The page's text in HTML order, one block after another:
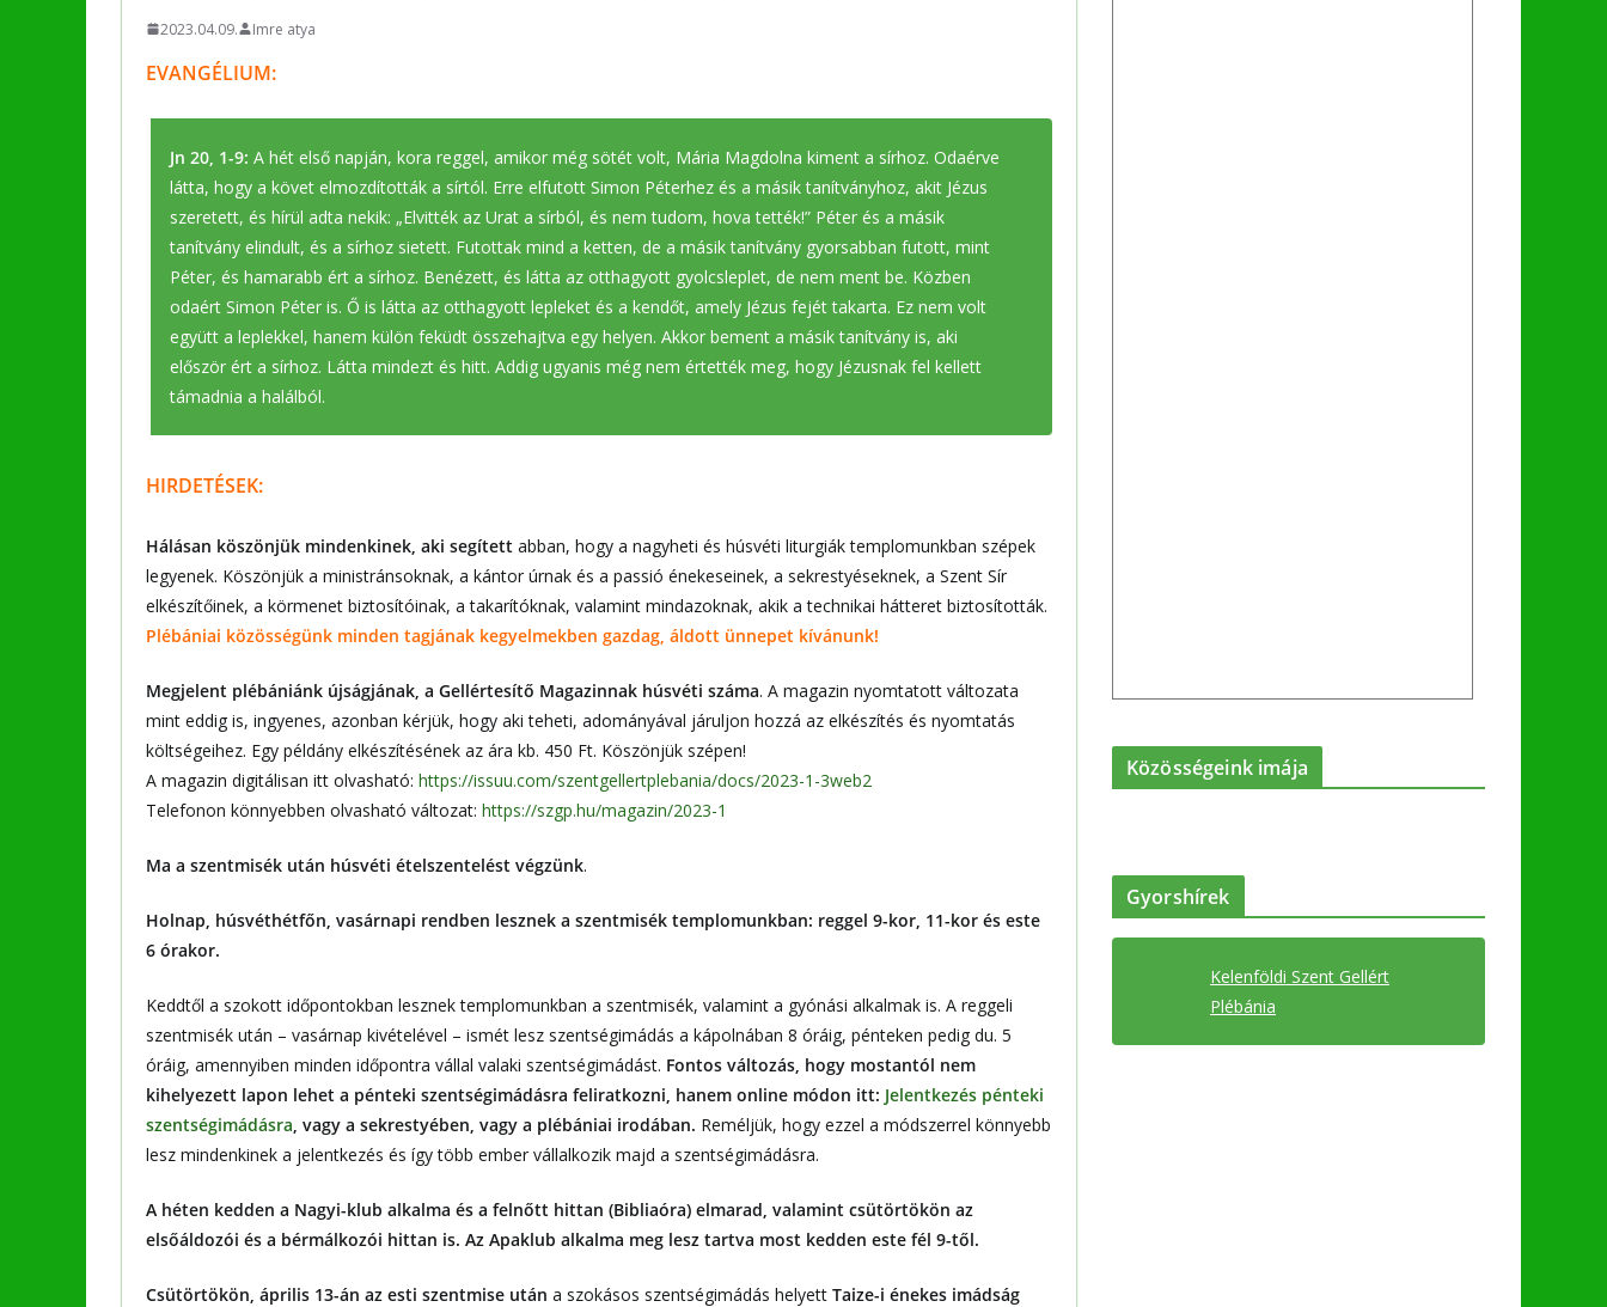
2023.04.09. Imre atya
EVANGÉLIUM:
Jn 20, 1-9: A hét első napján, kora reggel, amikor még sötét volt, Mária Magdolna kiment a sírhoz. Odaérve
látta, hogy a követ elmozdították a sírtól. Erre elfutott Simon Péterhez és a másik tanítványhoz, akit Jézus
szeretett, és hírül adta nekik: „Elvitték az Urat a sírból, és nem tudom, hova tették!” Péter és a másik
tanítvány elindult, és a sírhoz sietett. Futottak mind a ketten, de a másik tanítvány gyorsabban futott, mint
Péter, és hamarabb ért a sírhoz. Benézett, és látta az otthagyott gyolcsleplet, de nem ment be. Közben
odaért Simon Péter is. Ő is látta az otthagyott lepleket és a kendőt, amely Jézus fejét takarta. Ez nem volt
együtt a leplekkel, hanem külön feküdt összehajtva egy helyen. Akkor bement a másik tanítvány is, aki
először ért a sírhoz. Látta mindezt és hitt. Addig ugyanis még nem értették meg, hogy Jézusnak fel kellett
támadnia a halálból.
HIRDETÉSEK:
Hálásan köszönjük mindenkinek, aki segített abban, hogy a nagyheti és húsvéti liturgiák templomunkban szépek
legyenek. Köszönjük a ministránsoknak, a kántor úrnak és a passió énekeseinek, a sekrestyéseknek, a Szent Sír
elkészítőinek, a körmenet biztosítóinak, a takarítóknak, valamint mindazoknak, akik a technikai hátteret biztosították.
Plébániai közösségünk minden tagjának kegyelmekben gazdag, áldott ünnepet kívánunk!
Megjelent plébániánk újságjának, a Gellértesítő Magazinnak húsvéti száma. A magazin nyomtatott változata
mint eddig is, ingyenes, azonban kérjük, hogy aki teheti, adományával járuljon hozzá az elkészítés és nyomtatás
költségeihez. Egy példány elkészítésének az ára kb. 450 Ft. Köszönjük szépen!
A magazin digitálisan itt olvasható: https://issuu.com/szentgellertplebania/docs/2023-1-3web2
Telefonon könnyebben olvasható változat: https://szgp.hu/magazin/2023-1
Ma a szentmisék után húsvéti ételszentelést végzünk.
Holnap, húsvéthétfőn, vasárnapi rendben lesznek a szentmisék templomunkban: reggel 9-kor, 11-kor és este
6 órakor.
Keddtől a szokott időpontokban lesznek templomunkban a szentmisék, valamint a gyónási alkalmak is. A reggeli
szentmisék után – vasárnap kivételével – ismét lesz szentségimádás a kápolnában 8 óráig, pénteken pedig du. 5
óráig, amennyiben minden időpontra vállal valaki szentségimádást. Fontos változás, hogy mostantól nem
kihelyezett lapon lehet a pénteki szentségimádásra feliratkozni, hanem online módon itt: Jelentkezés pénteki
szentségimádásra , vagy a sekrestyében, vagy a plébániai irodában. Reméljük, hogy ezzel a módszerrel könnyebb
lesz mindenkinek a jelentkezés és így több ember vállalkozik majd a szentségimádásra.
A héten kedden a Nagyi-klub alkalma és a felnőtt hittan (Bibliaóra) elmarad, valamint csütörtökön az
elsőáldozói és a bérmálkozói hittan is. Az Apaklub alkalma meg lesz tartva most kedden este fél 9-től.
Csütörtökön, április 13-án az esti szentmise után a szokásos szentségimádás helyett Taize-i énekes imádság
Közösségeink imája
Gyorshírek
Kelenföldi Szent Gellért
Plébánia